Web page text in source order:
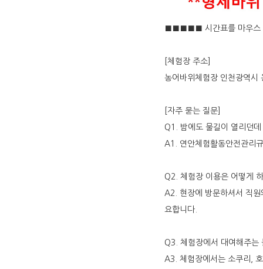
■■■■■ 시간표를 마우스
[체험장 주소]
농어바위체험장 인천광역
[자주 묻는 질문]
Q1. 밤에도 물길이 열리던
A1. 연안체험활동안전관리
Q2. 체험장 이용은 어떻게
A2. 현장에 방문하셔서 직
요합니다.
Q3. 체험장에서 대여해주는
A3. 체험장에서는 소쿠리,